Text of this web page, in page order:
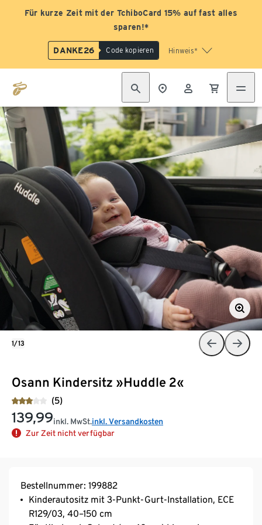
Für kurze Zeit mit der TchiboCard 15% auf fast alles
sparen!*
DANKE26 Code kopieren Hinweis*
Osann Kindersitz »Huddle 2«
(5)
139,99inkl. MwSt.inkl. Versandkosten
Zur Zeit nicht verfügbar
1/13
Bestellnummer: 199882
Kinderautositz mit 3-Punkt-Gurt-Installation, ECE
R129/03, 40–150 cm